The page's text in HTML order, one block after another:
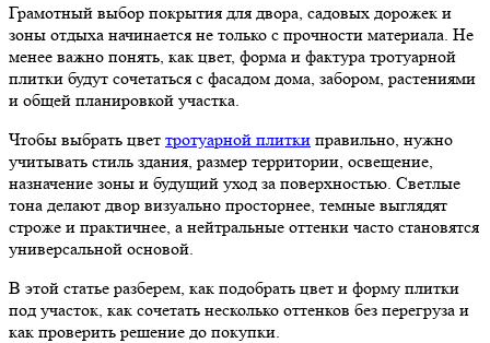
Грамотный выбор покрытия для двора, садовых дорожек и
зоны отдыха начинается не только с прочности материала. Не
менее важно понять, как цвет, форма и фактура тротуарной
плитки будут сочетаться с фасадом дома, забором, растениями
и общей планировкой участка.
Чтобы выбрать цвет тротуарной плитки правильно, нужно
учитывать стиль здания, размер территории, освещение,
назначение зоны и будущий уход за поверхностью. Светлые
тона делают двор визуально просторнее, темные выглядят
строже и практичнее, а нейтральные оттенки часто становятся
универсальной основой.
В этой статье разберем, как подобрать цвет и форму плитки
под участок, как сочетать несколько оттенков без перегруза и
как проверить решение до покупки.